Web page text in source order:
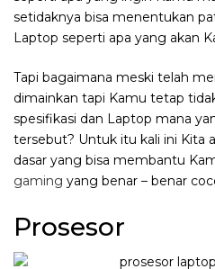
setidaknya bisa menentukan
Laptop seperti apa yang akan
Tapi bagaimana meski telah
dimainkan tapi Kamu tetap
spesifikasi dan Laptop mana
tersebut? Untuk itu kali ini Kita
dasar yang bisa membantu
gaming yang benar – benar
Prosesor